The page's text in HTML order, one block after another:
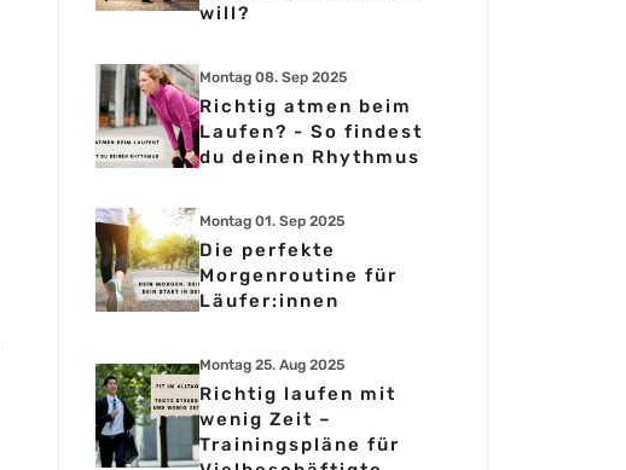
will?
Montag 08. Sep 2025
Richtig atmen beim
Laufen? - So findest
du deinen Rhythmus
Montag 01. Sep 2025
Die perfekte
Morgenroutine für
Läufer:innen
Montag 25. Aug 2025
Richtig laufen mit
wenig Zeit –
Trainingspläne für